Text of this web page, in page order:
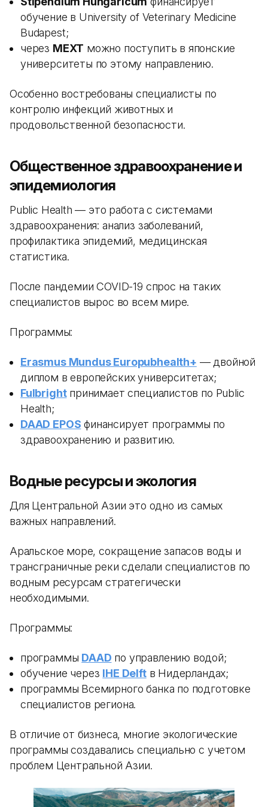
обучение в University of Veterinary Medicine
Budapest;
через MEXT можно поступить в японские
университеты по этому направлению.
Особенно востребованы специалисты по
контролю инфекций животных и
продовольственной безопасности.
Общественное здравоохранение и
эпидемиология
Public Health — это работа с системами
здравоохранения: анализ заболеваний,
профилактика эпидемий, медицинская
статистика.
После пандемии COVID-19 спрос на таких
специалистов вырос во всем мире.
Программы:
Erasmus Mundus Europubhealth+ — двойной
диплом в европейских университетах;
Fulbrightпринимает специалистов по Public
Health;
DAAD EPOS финансирует программы по
здравоохранению и развитию.
Водные ресурсы и экология
Для Центральной Азии это одно из самых
важных направлений.
Аральское море, сокращение запасов воды и
трансграничные реки сделали специалистов по
водным ресурсам стратегически
необходимыми.
Программы:
программы DAAD по управлению водой;
обучение через IHE Delftв Нидерландах;
программы Всемирного банка по подготовке
специалистов региона.
В отличие от бизнеса, многие экологические
программы создавались специально с учетом
проблем Центральной Азии.